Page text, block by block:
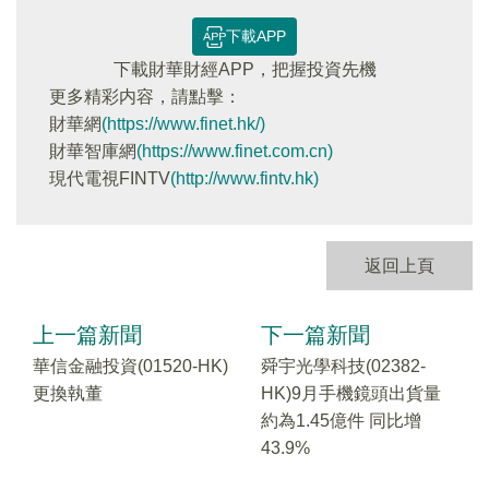
下載APP
下載財華財經APP，把握投資先機
更多精彩内容，請點擊：
財華網(https://www.finet.hk/)
財華智庫網(https://www.finet.com.cn)
現代電視FINTV(http://www.fintv.hk)
返回上頁
上一篇新聞
華信金融投資(01520-HK)
更換執董
下一篇新聞
舜宇光學科技(02382-
HK)9月手機鏡頭出貨量
約為1.45億件 同比增
43.9%